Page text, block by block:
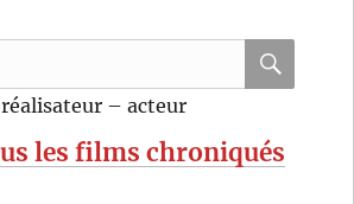
– acteur
les films chroniqués